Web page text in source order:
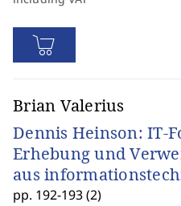
Brian Valerius
Dennis Heinson: IT-
Erhebung und
aus
pp. 192-193 (2)